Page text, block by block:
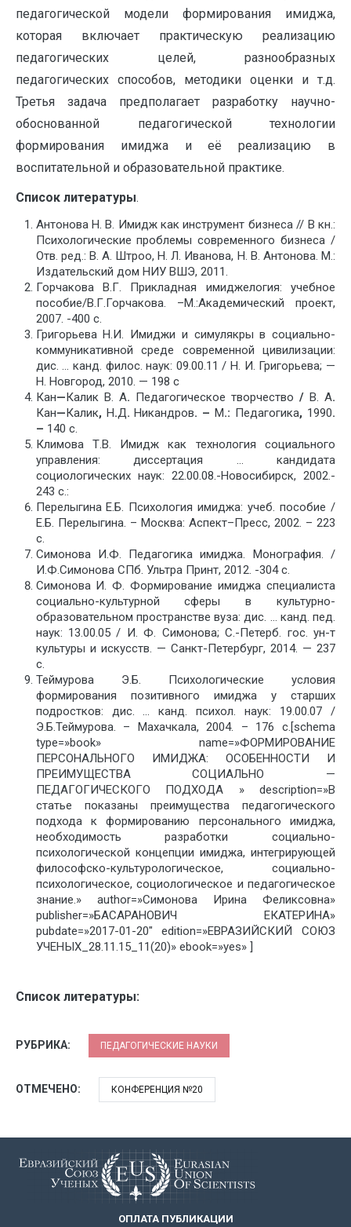
педагогической модели формирования имиджа,
которая включает практическую реализацию
педагогических целей, разнообразных
педагогических способов, методики оценки и т.д.
Третья задача предполагает разработку научно-
обоснованной педагогической технологии
формирования имиджа и её реализацию в
воспитательной и образовательной практике.
Список литературы.
Антонова Н. В. Имидж как инструмент бизнеса // В кн.:
Психологические проблемы современного бизнеса /
Отв. ред.: В. А. Штроо, Н. Л. Иванова, Н. В. Антонова. М.:
Издательский дом НИУ ВШЭ, 2011.
Горчакова В.Г. Прикладная имиджелогия: учебное
пособие/В.Г.Горчакова. –М.:Академический проект,
2007. -400 с.
Григорьева Н.И. Имиджи и симулякры в социально-
коммуникативной среде современной цивилизации:
дис. … канд. филос. наук: 09.00.11 / Н. И. Григорьева; —
Н. Новгород, 2010. — 198 с
Кан—Калик В. А. Педагогическое творчество / В. А.
Кан—Калик, Н.Д.Никандров. –М.: Педагогика, 1990.
– 140 с.
Климова Т.В. Имидж как технология социального
управления: диссертация … кандидата
социологических наук: 22.00.08.-Новосибирск, 2002.-
243 с.:
Перелыгина Е.Б. Психология имиджа: учеб. пособие /
Е.Б. Перелыгина. – Москва: Аспект–Пресс, 2002. – 223
с.
Симонова И.Ф. Педагогика имиджа. Монография. /
И.Ф.Симонова СПб. Ультра Принт, 2012. -304 с.
Симонова И. Ф. Формирование имиджа специалиста
социально-культурной сферы в культурно-
образовательном пространстве вуза: дис. … канд. пед.
наук: 13.00.05 / И. Ф. Симонова; С.-Петерб. гос. ун-т
культуры и искусств. — Санкт-Петербург, 2014. — 237
с.
Теймурова Э.Б. Психологические условия
формирования позитивного имиджа у старших
подростков: дис. … канд. психол. наук: 19.00.07 /
Э.Б.Теймурова. – Махачкала, 2004. – 176 c.[schema
type=»book» name=»ФОРМИРОВАНИЕ
ПЕРСОНАЛЬНОГО ИМИДЖА: ОСОБЕННОСТИ И
ПРЕИМУЩЕСТВА СОЦИАЛЬНО —
ПЕДАГОГИЧЕСКОГО ПОДХОДА » description=»В
статье показаны преимущества педагогического
подхода к формированию персонального имиджа,
необходимость разработки социально-
психологической концепции имиджа, интегрирующей
философско-культурологическое, социально-
психологическое, социологическое и педагогическое
знание.» author=»Симонова Ирина Феликсовна»
publisher=»БАСАРАНОВИЧ ЕКАТЕРИНА»
pubdate=»2017-01-20″ edition=»ЕВРАЗИЙСКИЙ СОЮЗ
УЧЕНЫХ_28.11.15_11(20)» ebook=»yes» ]
Список литературы:
РУБРИКА: ПЕДАГОГИЧЕСКИЕ НАУКИ
ОТМЕЧЕНО: КОНФЕРЕНЦИЯ №20
ОПЛАТА ПУБЛИКАЦИИ